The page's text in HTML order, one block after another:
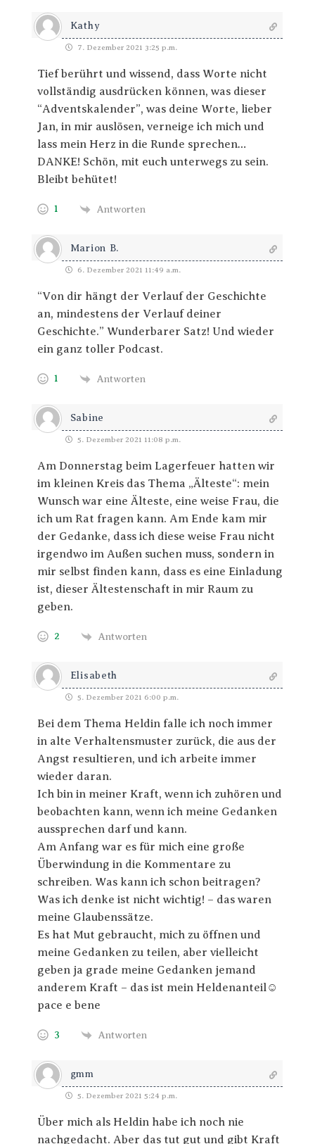
Kathy
7. Dezember 2021 3:25 p.m.
Tief berührt und wissend, dass Worte nicht
vollständig ausdrücken können, was dieser
“Adventskalender”, was deine Worte, lieber
Jan, in mir auslösen, verneige ich mich und
lass mein Herz in die Runde sprechen…
DANKE! Schön, mit euch unterwegs zu sein.
Bleibt behütet!
1 Antworten
Marion B.
6. Dezember 2021 11:49 a.m.
“Von dir hängt der Verlauf der Geschichte
an, mindestens der Verlauf deiner
Geschichte.” Wunderbarer Satz! Und wieder
ein ganz toller Podcast.
1 Antworten
Sabine
5. Dezember 2021 11:08 p.m.
Am Donnerstag beim Lagerfeuer hatten wir
im kleinen Kreis das Thema „Älteste“: mein
Wunsch war eine Älteste, eine weise Frau, die
ich um Rat fragen kann. Am Ende kam mir
der Gedanke, dass ich diese weise Frau nicht
irgendwo im Außen suchen muss, sondern in
mir selbst finden kann, dass es eine Einladung
ist, dieser Ältestenschaft in mir Raum zu
geben.
2 Antworten
Elisabeth
5. Dezember 2021 6:00 p.m.
Bei dem Thema Heldin falle ich noch immer
in alte Verhaltensmuster zurück, die aus der
Angst resultieren, und ich arbeite immer
wieder daran.
Ich bin in meiner Kraft, wenn ich zuhören und
beobachten kann, wenn ich meine Gedanken
aussprechen darf und kann.
Am Anfang war es für mich eine große
Überwindung in die Kommentare zu
schreiben. Was kann ich schon beitragen?
Was ich denke ist nicht wichtig! – das waren
meine Glaubenssätze.
Es hat Mut gebraucht, mich zu öffnen und
meine Gedanken zu teilen, aber vielleicht
geben ja grade meine Gedanken jemand
anderem Kraft – das ist mein Heldenanteil☺
pace e bene
3 Antworten
gmm
5. Dezember 2021 5:24 p.m.
Über mich als Heldin habe ich noch nie
nachgedacht. Aber das tut gut und gibt Kraft